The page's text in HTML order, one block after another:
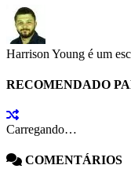
Harrison Young é um
RECOMENDADO
Carregando…
COMENTÁRIOS